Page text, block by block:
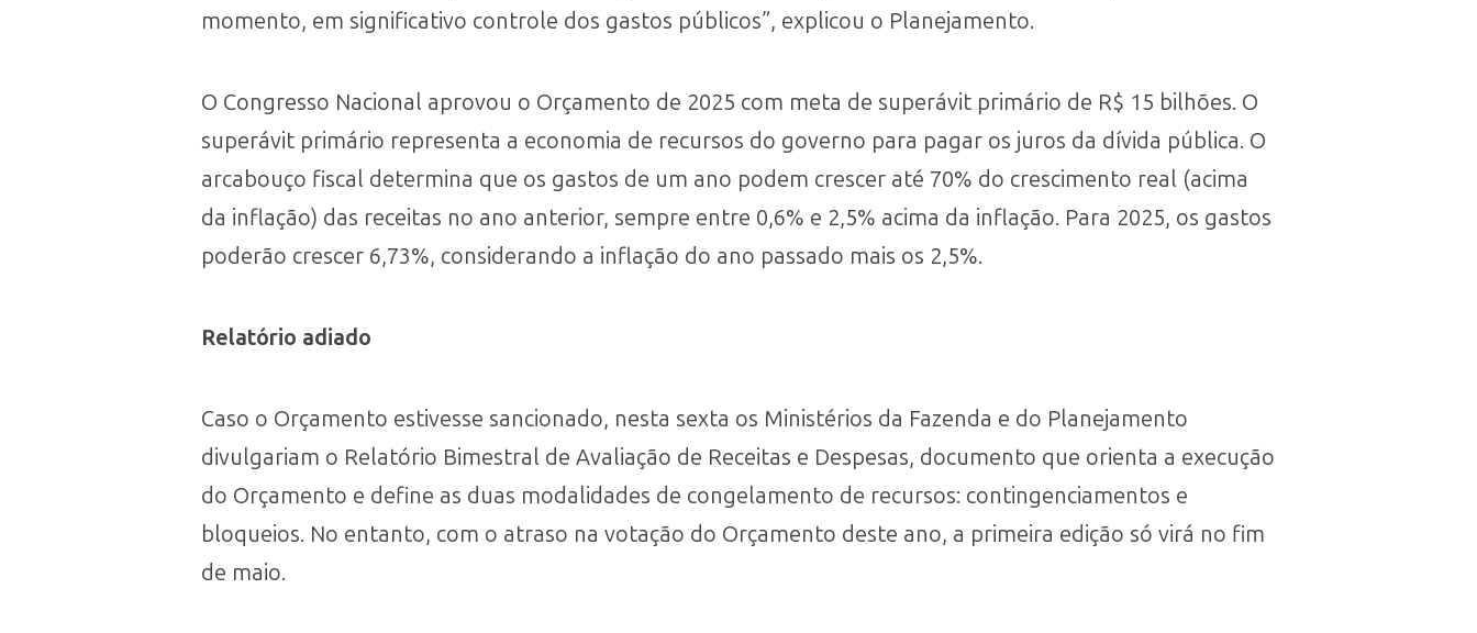
momento, em significativo controle dos gastos públicos”, explicou o Planejamento.
O Congresso Nacional aprovou o Orçamento de 2025 com meta de superávit primário de R$ 15 bilhões. O
superávit primário representa a economia de recursos do governo para pagar os juros da dívida pública. O
arcabouço fiscal determina que os gastos de um ano podem crescer até 70% do crescimento real (acima
da inflação) das receitas no ano anterior, sempre entre 0,6% e 2,5% acima da inflação. Para 2025, os gastos
poderão crescer 6,73%, considerando a inflação do ano passado mais os 2,5%.
Relatório adiado
Caso o Orçamento estivesse sancionado, nesta sexta os Ministérios da Fazenda e do Planejamento
divulgariam o Relatório Bimestral de Avaliação de Receitas e Despesas, documento que orienta a execução
do Orçamento e define as duas modalidades de congelamento de recursos: contingenciamentos e
bloqueios. No entanto, com o atraso na votação do Orçamento deste ano, a primeira edição só virá no fim
de maio.